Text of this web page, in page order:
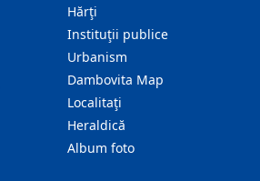
Hărţi
Instituţii publice
Urbanism
Dambovita Map
Localitaţi
Heraldică
Album foto